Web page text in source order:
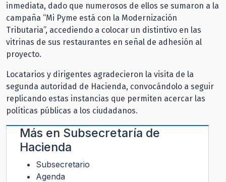
inmediata, dado que numerosos de ellos se sumaron a la
campaña “Mi Pyme está con la Modernización
Tributaria”, accediendo a colocar un distintivo en las
vitrinas de sus restaurantes en señal de adhesión al
proyecto.
Locatarios y dirigentes agradecieron la visita de la
segunda autoridad de Hacienda, convocándolo a seguir
replicando estas instancias que permiten acercar las
políticas públicas a los ciudadanos.
Más en Subsecretaría de
Hacienda
Subsecretario
Agenda